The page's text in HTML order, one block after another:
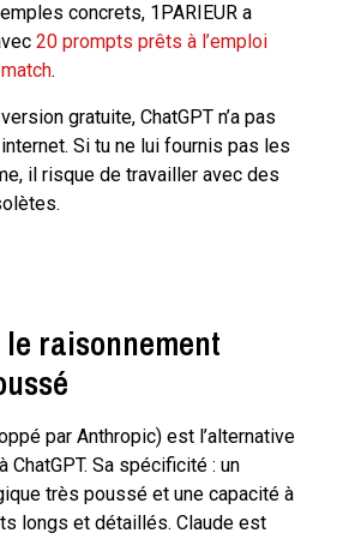
concrets, 1PARIEUR a
20 prompts prêts à l’emploi
.
gratuite, ChatGPT n’a pas
Si tu ne lui fournis pas les
il risque de travailler avec des
le raisonnement
par Anthropic) est l’alternative
ChatGPT. Sa spécificité : un
très poussé et une capacité à
longs et détaillés. Claude est